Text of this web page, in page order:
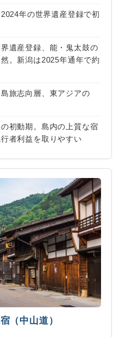
年の世界遺産登録で初
遺産登録、能・鬼太鼓の
。新潟は2025年通年で約
旅志向層、東アジアの
初動期。島内の上質な宿
者利益を取りやすい
（中山道）